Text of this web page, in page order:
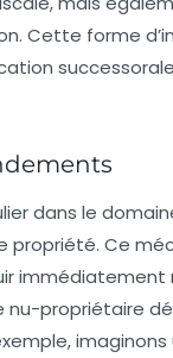
Cette forme
successorale
dans le
propriété. Ce
immédiatement
nu-propriétaire